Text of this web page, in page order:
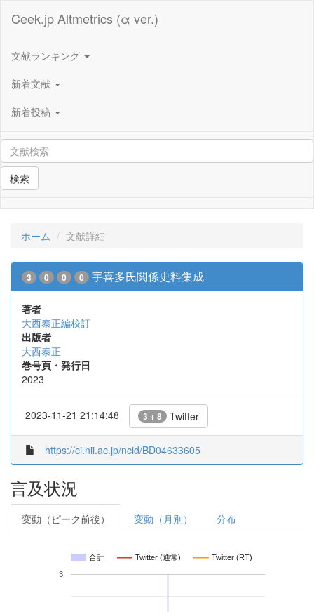
Ceek.jp Altmetrics (α ver.)
文献ランキング
新着文献
新着投稿
検索
ホーム 文献詳細
3 0 0 0 宇喜多氏関係史料集成
著者
大西泰正編校訂
出版者
大西泰正
巻号頁・発行日
2023
2023-11-21 21:14:48 3 + 8 Twitter
https://ci.nii.ac.jp/ncid/BD04633605
言及状況
変動（ピーク前後） 変動（月別） 分布
合計 Twitter (通常) Twitter (RT)
3